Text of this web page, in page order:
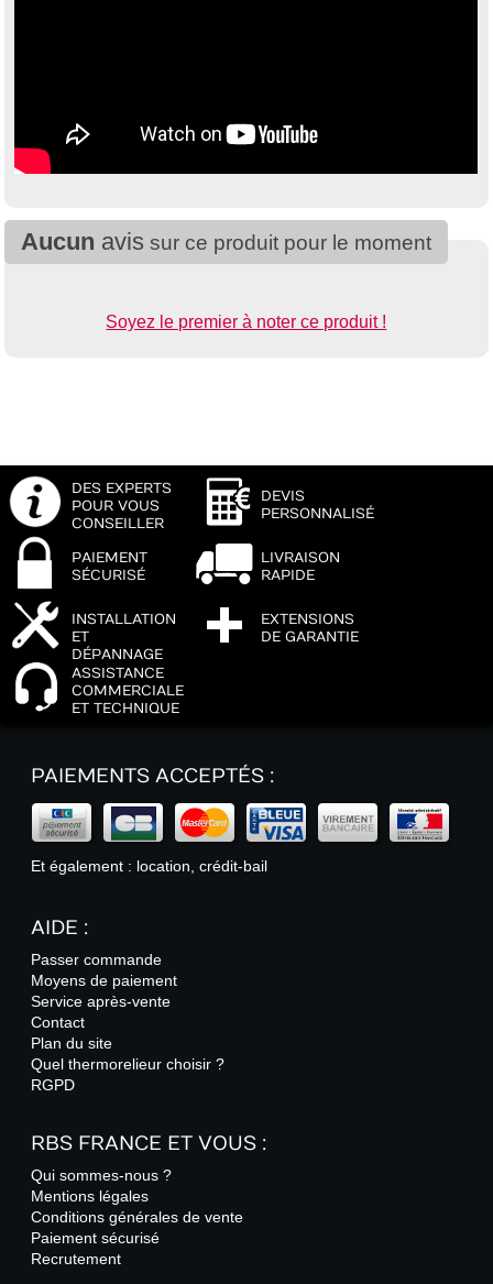
Aucun avis sur ce produit pour le moment
Soyez le premier à noter ce produit !
DES EXPERTS
POUR VOUS
CONSEILLER
DEVIS
PERSONNALISÉ
PAIEMENT
SÉCURISÉ
LIVRAISON
RAPIDE
INSTALLATION
ET
DÉPANNAGE
EXTENSIONS
DE GARANTIE
ASSISTANCE
COMMERCIALE
ET TECHNIQUE
PAIEMENTS ACCEPTÉS :
Et également : location, crédit-bail
AIDE :
Passer commande
Moyens de paiement
Service après-vente
Contact
Plan du site
Quel thermorelieur choisir ?
RGPD
RBS FRANCE ET VOUS :
Qui sommes-nous ?
Mentions légales
Conditions générales de vente
Paiement sécurisé
Recrutement